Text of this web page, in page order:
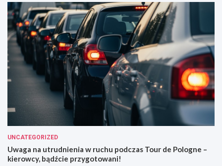
UNCATEGORIZED
Uwaga na utrudnienia w ruchu podczas Tour de Pologne –
kierowcy, bądźcie przygotowani!